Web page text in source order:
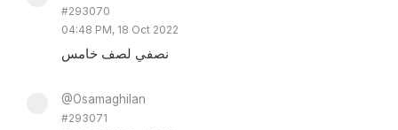
#293070
04:48 PM, 18 Oct 2022
نصفي لصف خامس
@Osamaghilan
#293071